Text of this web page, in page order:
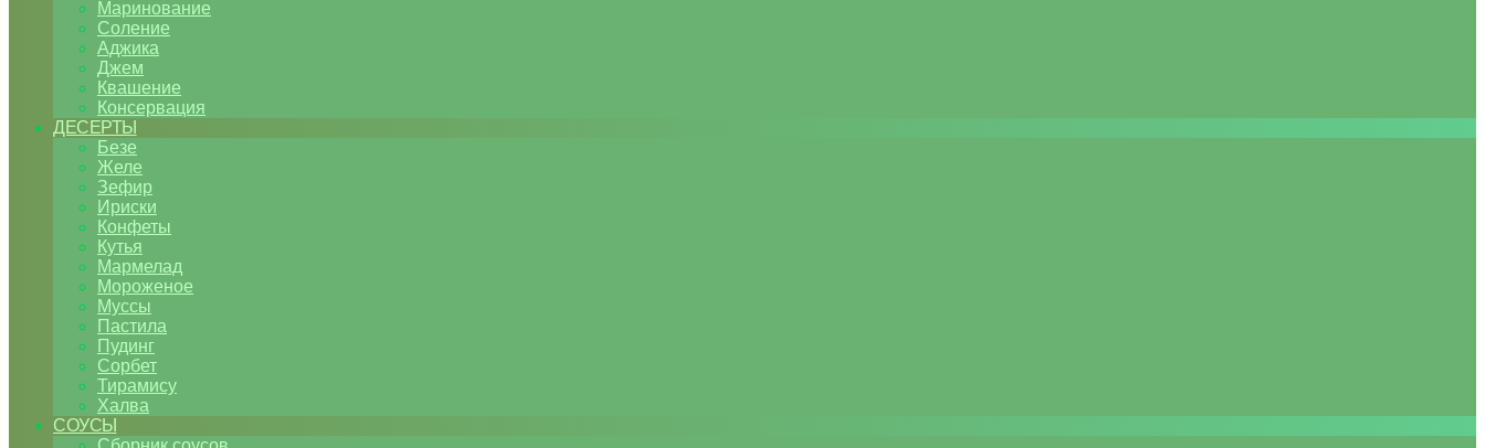
Маринование
Соление
Аджика
Джем
Квашение
Консервация
ДЕСЕРТЫ
Безе
Желе
Зефир
Ириски
Конфеты
Кутья
Мармелад
Мороженое
Муссы
Пастила
Пудинг
Сорбет
Тирамису
Халва
СОУСЫ